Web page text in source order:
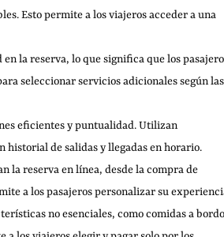
Esto permite a los viajeros acceder a una
la reserva, lo que significa que los
seleccionar servicios adicionales según las
eficientes y puntualidad. Utilizan
historial de salidas y llegadas en horario.
la reserva en línea, desde la compra de
a los pasajeros personalizar su
no esenciales, como comidas a bordo